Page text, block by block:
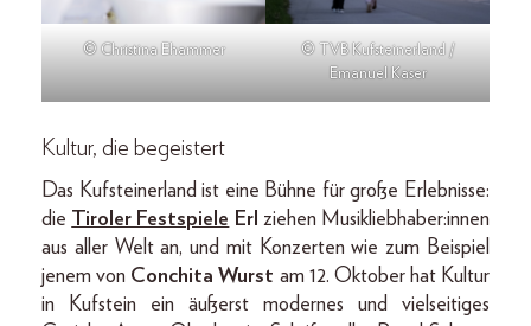
© Christina Ehammer
© TVB Kufsteinerland /
Emanuel Kaser
Kultur, die begeistert
Das Kufsteinerland ist eine Bühne für große Erlebnisse:
die Tiroler Festspiele Erl ziehen Musikliebhaber:innen
aus aller Welt an, und mit Konzerten wie zum Beispiel
jenem von Conchita Wurst am 12. Oktober hat Kultur
in Kufstein ein äußerst modernes und vielseitiges